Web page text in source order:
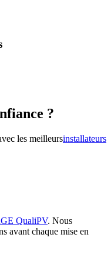
?
les meilleursinstallateurs
QualiPV. Nous
avant chaque mise en